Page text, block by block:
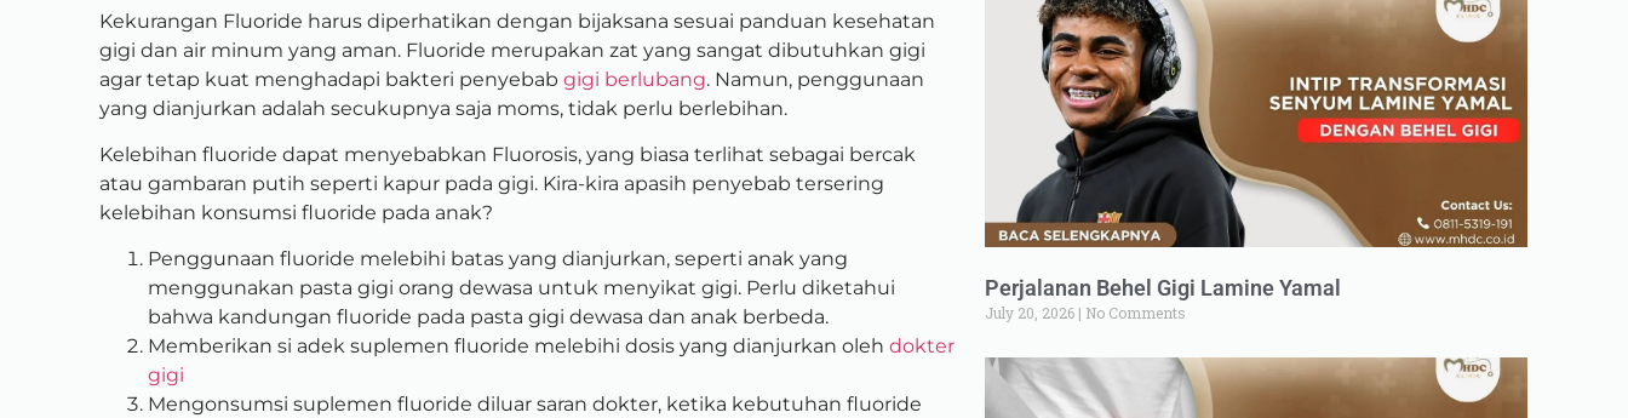
Kekurangan Fluoride harus diperhatikan dengan bijaksana sesuai panduan kesehatan
gigi dan air minum yang aman. Fluoride merupakan zat yang sangat dibutuhkan gigi
agar tetap kuat menghadapi bakteri penyebab gigi berlubang. Namun, penggunaan
yang dianjurkan adalah secukupnya saja moms, tidak perlu berlebihan.
Kelebihan fluoride dapat menyebabkan Fluorosis, yang biasa terlihat sebagai bercak
atau gambaran putih seperti kapur pada gigi. Kira-kira apasih penyebab tersering
kelebihan konsumsi fluoride pada anak?
Penggunaan fluoride melebihi batas yang dianjurkan, seperti anak yang
menggunakan pasta gigi orang dewasa untuk menyikat gigi. Perlu diketahui
bahwa kandungan fluoride pada pasta gigi dewasa dan anak berbeda.
Memberikan si adek suplemen fluoride melebihi dosis yang dianjurkan oleh dokter
gigi
Mengonsumsi suplemen fluoride diluar saran dokter, ketika kebutuhan fluoride
Perjalanan Behel Gigi Lamine Yamal
July 20, 2026 No Comments